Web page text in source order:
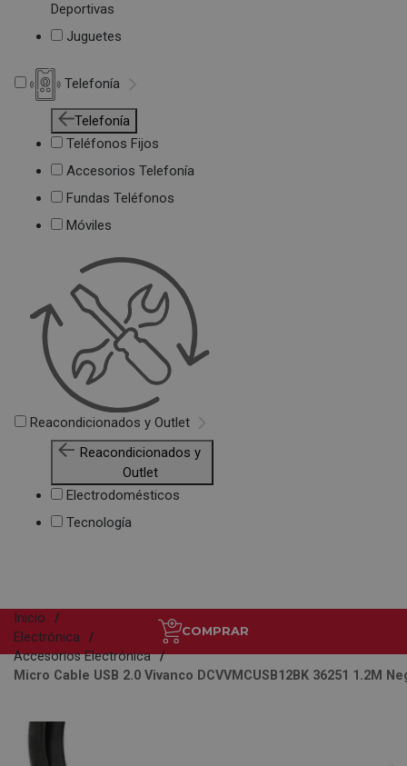
Deportivas
Juguetes
Telefonía
Telefonía
Teléfonos Fijos
Accesorios Telefonía
Fundas Teléfonos
Móviles
Reacondicionados y Outlet
Reacondicionados y
Outlet
Electrodomésticos
Tecnología
COMPRAR
Inicio
Electrónica
Accesorios Electrónica
Micro Cable USB 2.0 Vivanco DCVVMCUSB12BK 36251 1.2M